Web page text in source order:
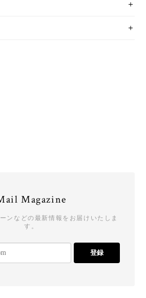
Magazine
ンなどの最新情報をお届けいたしま
す。
登録